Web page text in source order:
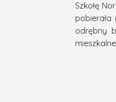
Szkołę
odrębny